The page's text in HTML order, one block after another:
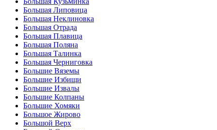
Большая Липовица
Большая Неклиновка
Большая Отрада
Большая Плавица
Большая Поляна
Большая Талинка
Большая Черниговка
Большие Вяземы
Большие Избищи
Большие Извалы
Большие Колпаны
Большие Хомяки
Большое Жирово
Большой Верх